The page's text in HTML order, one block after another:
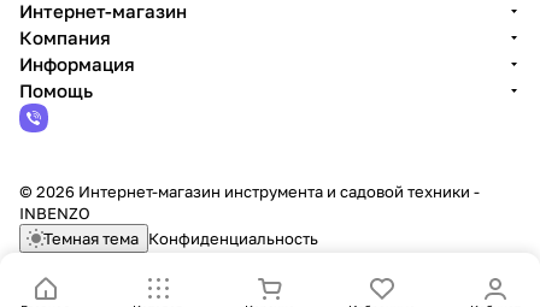
Интернет-магазин
Компания
Информация
Помощь
© 2026 Интернет-магазин инструмента и садовой техники -
INBENZO
Темная тема Конфиденциальность